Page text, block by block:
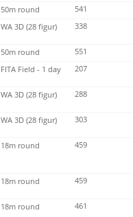
50m round
541
WA 3D (28 figur) 338
50m round
551
FITA Field - 1 day 207
WA 3D (28 figur) 288
WA 3D (28 figur) 303
18m round 459
18m round 459
18m round 461